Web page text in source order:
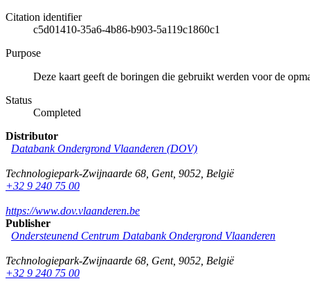
Citation identifier
c5d01410-35a6-4b86-b903-5a119c1860c1
Purpose
Deze kaart geeft de boringen die gebruikt werden voor de
Status
Completed
Distributor
Databank Ondergrond Vlaanderen (DOV)
Technologiepark-Zwijnaarde 68 Gent, 9052 België
+32 9 240 75 00
https://www.dov.vlaanderen.be
Publisher
Ondersteunend Centrum Databank Ondergrond Vlaanderen
Technologiepark-Zwijnaarde 68 Gent, 9052 België
+32 9 240 75 00